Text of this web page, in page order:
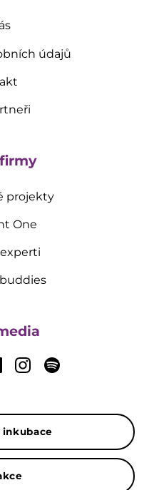
údajů
projekty
One
inkubace